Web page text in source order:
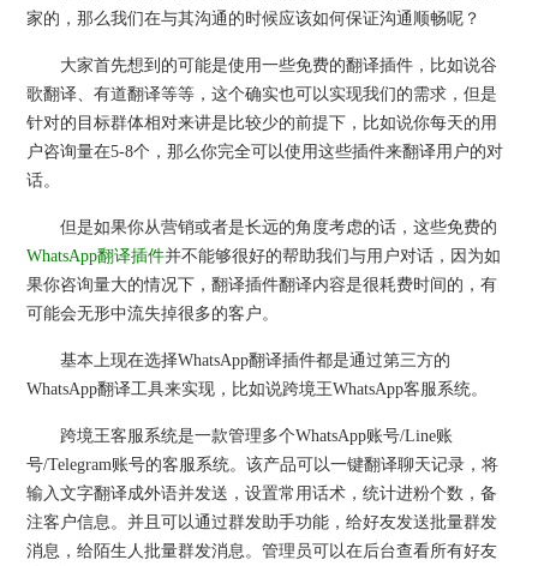
家的，那么我们在与其沟通的时候应该如何保证沟通顺畅呢？
大家首先想到的可能是使用一些免费的翻译插件，比如说谷
歌翻译、有道翻译等等，这个确实也可以实现我们的需求，但是
针对的目标群体相对来讲是比较少的前提下，比如说你每天的用
户咨询量在5-8个，那么你完全可以使用这些插件来翻译用户的对
话。
但是如果你从营销或者是长远的角度考虑的话，这些免费的
WhatsApp翻译插件并不能够很好的帮助我们与用户对话，因为如
果你咨询量大的情况下，翻译插件翻译内容是很耗费时间的，有
可能会无形中流失掉很多的客户。
基本上现在选择WhatsApp翻译插件都是通过第三方的
WhatsApp翻译工具来实现，比如说跨境王WhatsApp客服系统。
跨境王客服系统是一款管理多个WhatsApp账号/Line账
号/Telegram账号的客服系统。该产品可以一键翻译聊天记录，将
输入文字翻译成外语并发送，设置常用话术，统计进粉个数，备
注客户信息。并且可以通过群发助手功能，给好友发送批量群发
消息，给陌生人批量群发消息。管理员可以在后台查看所有好友